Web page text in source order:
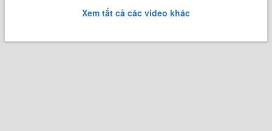
Xem tất cả các video khác